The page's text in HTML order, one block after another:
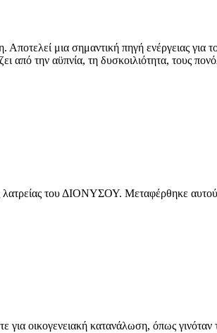
μια σημαντική πηγή ενέργειας για
από την αϋπνία, τη δυσκοιλιότητα, τους
λατρείας του ΔΙΟΝΥΣΟΥ. Μεταφέρθηκε
οικογενειακή κατανάλωση, όπως γινόταν